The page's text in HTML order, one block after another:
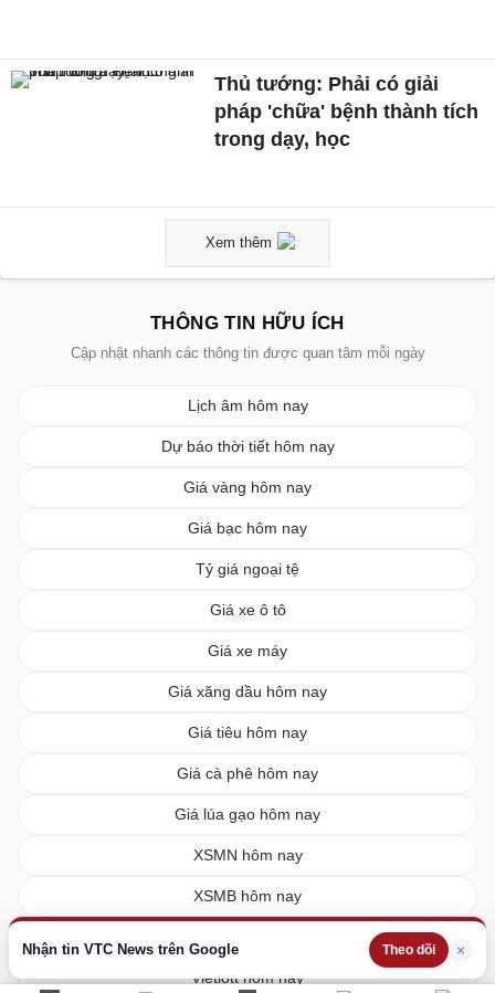
Nhận tin VTC News trên Google Theo dõi ×
Thủ tướng: Phải có giải
pháp 'chữa' bệnh thành tích
trong dạy, học
Xem thêm
THÔNG TIN HỮU ÍCH
Cập nhật nhanh các thông tin được quan tâm mỗi ngày
Lịch âm hôm nay
Dự báo thời tiết hôm nay
Giá vàng hôm nay
Giá bạc hôm nay
Tỷ giá ngoại tệ
Giá xe ô tô
Giá xe máy
Giá xăng dầu hôm nay
Giá tiêu hôm nay
Giá cà phê hôm nay
Giá lúa gạo hôm nay
XSMN hôm nay
XSMB hôm nay
Vietlott hôm nay